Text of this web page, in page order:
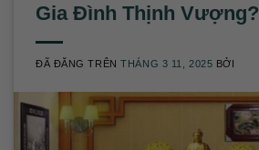
Gia Đình Thịnh Vượng?
ĐÃ ĐĂNG TRÊNTHÁNG 3 11, 2025 BỞI